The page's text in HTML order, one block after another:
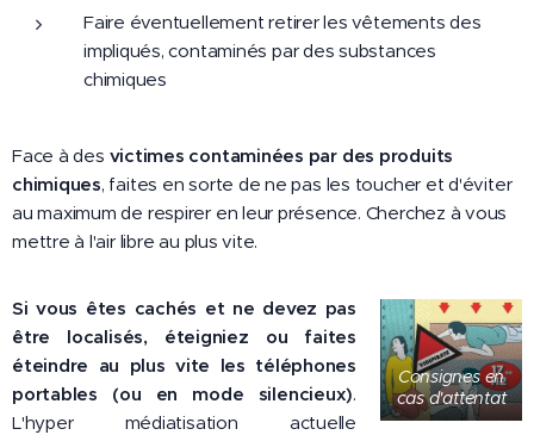
Faire éventuellement retirer les vêtements des
impliqués, contaminés par des substances
chimiques
Face à des victimes contaminées par des produits
chimiques, faites en sorte de ne pas les toucher et d'éviter
au maximum de respirer en leur présence. Cherchez à vous
mettre à l'air libre au plus vite.
Consignes en
cas d'attentat
Si vous êtes cachés et ne devez pas
être localisés, éteigniez ou faites
éteindre au plus vite les téléphones
portables (ou en mode silencieux).
L'hyper médiatisation actuelle